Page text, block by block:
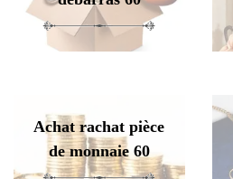
Achat rachat pièce
de monnaie 60